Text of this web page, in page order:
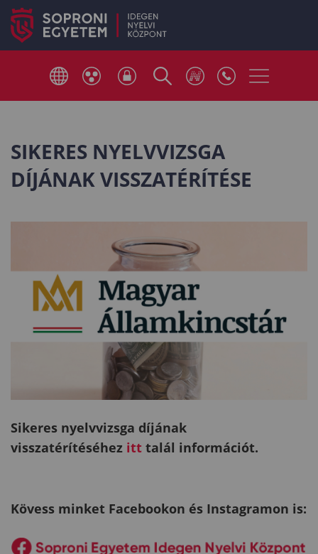
SIKERES NYELVVIZSGA
DÍJÁNAK VISSZATÉRÍTÉSE
Sikeres nyelvvizsga díjának
visszatérítéséhez itt talál információt.
Kövess minket Facebookon és Instagramon is: